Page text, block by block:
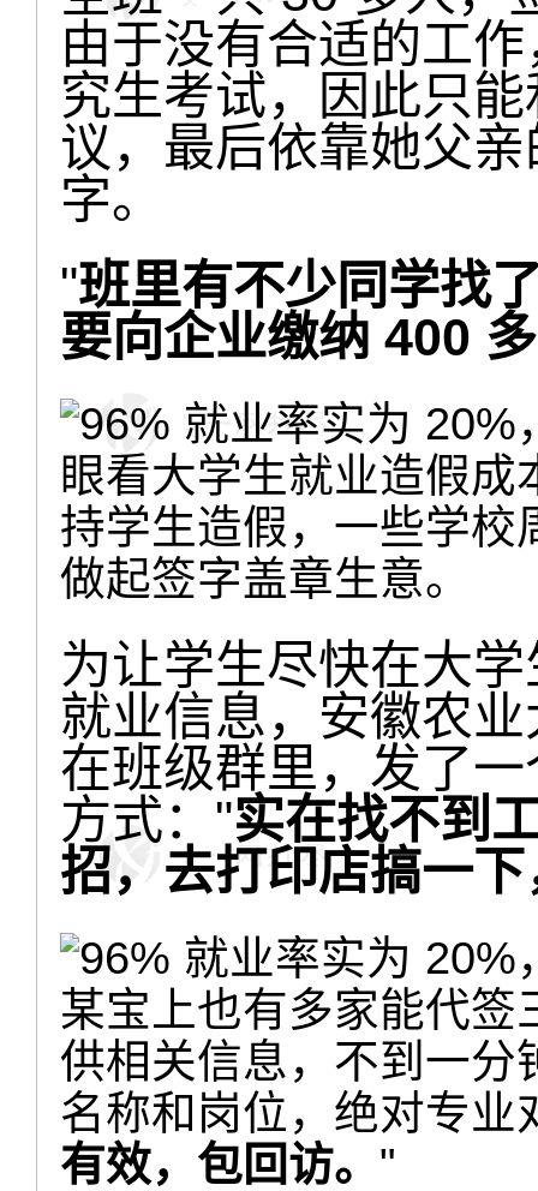
由于没有合适的工
究生考试，因此只
议，最后依靠她父
字。
"班里有不少同学找
要向企业缴纳 400
眼看大学生就业造假
持学生造假，一些学校
做起签字盖章生意。
为让学生尽快在大
就业信息，安徽农
在班级群里，发了
方式："实在找不到
招，去打印店搞一
某宝上也有多家能代
供相关信息，不到一分
名称和岗位，绝对专业
有效，包回访。 "